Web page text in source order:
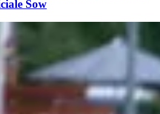
Sow